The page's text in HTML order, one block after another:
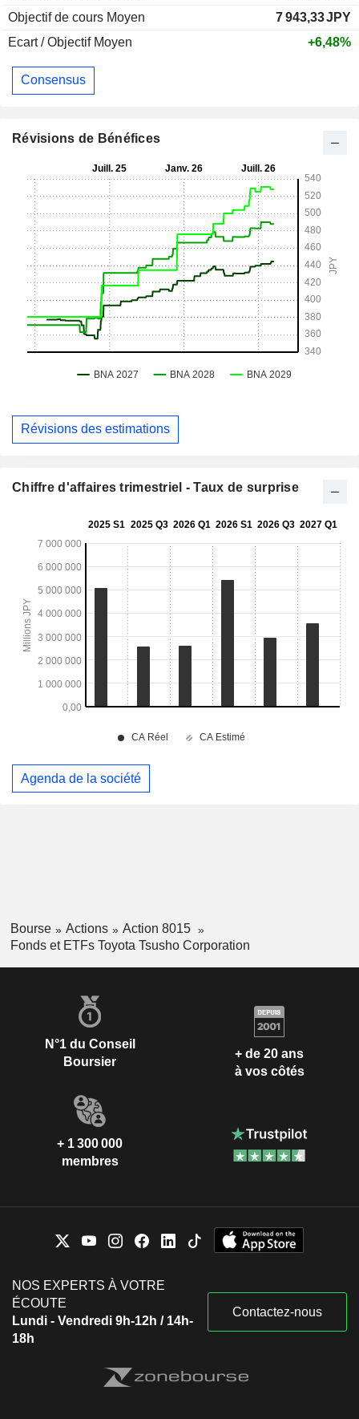
Objectif de cours Moyen
7 943,33JPY
Ecart / Objectif Moyen
+6,48%
Consensus
Révisions de Bénéfices
Révisions des estimations
Chiffre d'affaires trimestriel - Taux de surprise
Agenda de la société
Bourse Actions
Action 8015
Fonds et ETFs Toyota Tsusho Corporation
N°1 du Conseil
Boursier
+ de 20 ans
à vos côtés
+ 1 300 000
membres
NOS EXPERTS À VOTRE
ÉCOUTE
Lundi - Vendredi 9h-12h / 14h-
18h
Contactez-nous